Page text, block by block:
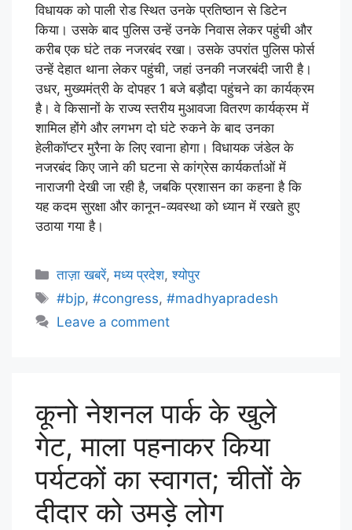
विधायक को पाली रोड स्थित उनके प्रतिष्ठान से डिटेन
किया। उसके बाद पुलिस उन्हें उनके निवास लेकर पहुंची और
करीब एक घंटे तक नजरबंद रखा। उसके उपरांत पुलिस फोर्स
उन्हें देहात थाना लेकर पहुंची, जहां उनकी नजरबंदी जारी है।
उधर, मुख्यमंत्री के दोपहर 1 बजे बड़ौदा पहुंचने का कार्यक्रम
है। वे किसानों के राज्य स्तरीय मुआवजा वितरण कार्यक्रम में
शामिल होंगे और लगभग दो घंटे रुकने के बाद उनका
हेलीकॉप्टर मुरैना के लिए रवाना होगा। विधायक जंडेल के
नजरबंद किए जाने की घटना से कांग्रेस कार्यकर्ताओं में
नाराजगी देखी जा रही है, जबकि प्रशासन का कहना है कि
यह कदम सुरक्षा और कानून-व्यवस्था को ध्यान में रखते हुए
उठाया गया है।
ताज़ा खबरें,मध्य प्रदेश,श्योपुर
#bjp,#congress,#madhyapradesh
Leave a comment
कूनो नेशनल पार्क के खुले
गेट, माला पहनाकर किया
पर्यटकों का स्वागत; चीतों के
दीदार को उमड़े लोग